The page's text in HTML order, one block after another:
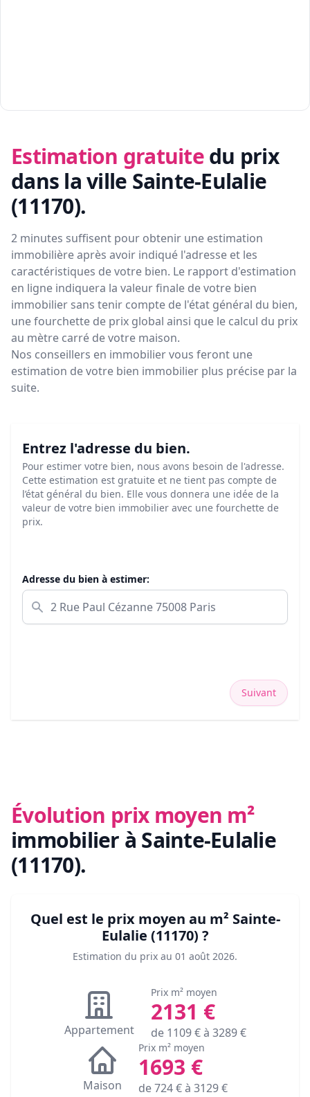
Estimation gratuite du prix
dans la ville Sainte-Eulalie
(11170).
2 minutes suffisent pour obtenir une estimation
immobilière après avoir indiqué l'adresse et les
caractéristiques de votre bien. Le rapport d'estimation
en ligne indiquera la valeur finale de votre bien
immobilier sans tenir compte de l'état général du bien,
une fourchette de prix global ainsi que le calcul du prix
au mètre carré de votre maison.
Nos conseillers en immobilier vous feront une
estimation de votre bien immobilier plus précise par la
suite.
Entrez l'adresse du bien.
Pour estimer votre bien, nous avons besoin de l'adresse.
Cette estimation est gratuite et ne tient pas compte de
l’état général du bien. Elle vous donnera une idée de la
valeur de votre bien immobilier avec une fourchette de
prix.
Adresse du bien à estimer:
Suivant
Évolution prix moyen m²
immobilier à Sainte-Eulalie
(11170).
Quel est le prix moyen au m² Sainte-
Eulalie (11170) ?
Estimation du prix au 01 août 2026.
Appartement
Prix m² moyen
2131 €
de 1109€ à 3289€
Maison
Prix m² moyen
1693 €
de724€ à 3129€